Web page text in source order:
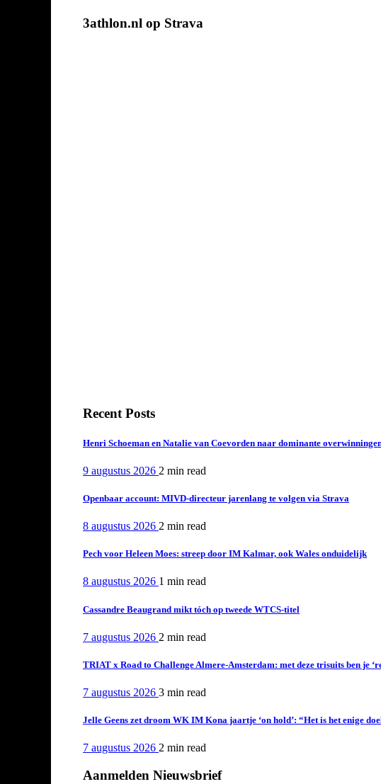
3athlon.nl op Strava
Recent Posts
Henri Schoeman en Natalie van Coevorden naar dominante
9 augustus 2026 2 min read
Openbaar account: MIVD-directeur jarenlang te volgen via Strava
8 augustus 2026 2 min read
Pech voor Heleen Moes: streep door IM Kalmar, ook Wales onduidelijk
8 augustus 2026 1 min read
Cassandre Beaugrand mikt tóch op tweede WTCS-titel
7 augustus 2026 2 min read
TRIAT x Road to Challenge Almere-Amsterdam: met deze trisuits ben je
7 augustus 2026 3 min read
Jelle Geens zet droom WK IM Kona jaartje ‘on hold’: “Het is het enige
7 augustus 2026 2 min read
Aanmelden Nieuwsbrief